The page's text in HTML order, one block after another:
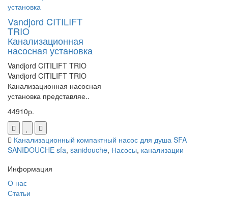
Vandjord CITILIFT
TRIO
Канализационная
насосная установка
Vandjord CITILIFT TRIO
Vandjord CITILIFT TRIO
Канализационная насосная
установка представляе..
44910р.
Канализационный компактный насос для душа SFA
SANIDOUCHE sfa, sanidouche, Насосы, канализации
Информация
О нас
Статьи